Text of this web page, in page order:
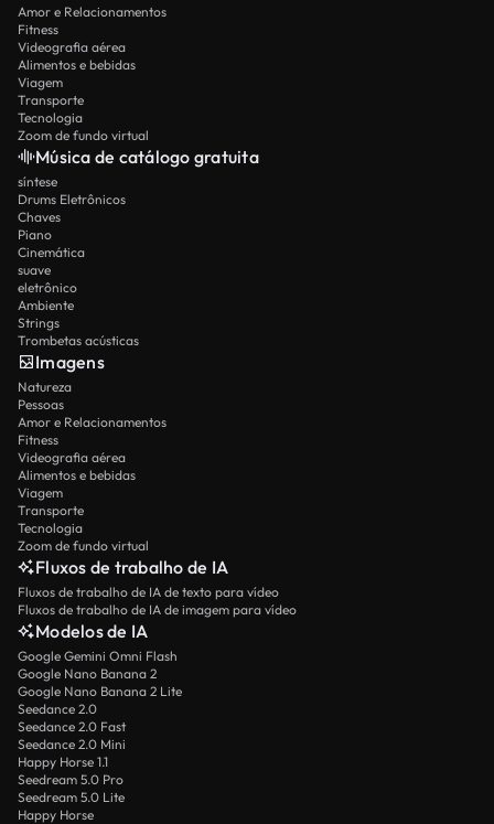
Amor e Relacionamentos
Fitness
Videografia aérea
Alimentos e bebidas
Viagem
Transporte
Tecnologia
Zoom de fundo virtual
Música de catálogo gratuita
síntese
Drums Eletrônicos
Chaves
Piano
Cinemática
suave
eletrônico
Ambiente
Strings
Trombetas acústicas
Imagens
Natureza
Pessoas
Amor e Relacionamentos
Fitness
Videografia aérea
Alimentos e bebidas
Viagem
Transporte
Tecnologia
Zoom de fundo virtual
Fluxos de trabalho de IA
Fluxos de trabalho de IA de texto para vídeo
Fluxos de trabalho de IA de imagem para vídeo
Modelos de IA
Google Gemini Omni Flash
Google Nano Banana 2
Google Nano Banana 2 Lite
Seedance 2.0
Seedance 2.0 Fast
Seedance 2.0 Mini
Happy Horse 1.1
Seedream 5.0 Pro
Seedream 5.0 Lite
Happy Horse